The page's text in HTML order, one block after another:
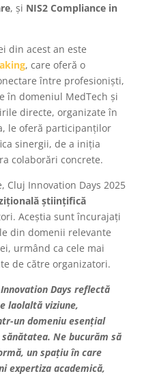
, și NIS2 Compliance in
din acest an este
, care oferă o
între profesioniști,
în domeniul MedTech și
directe, organizate în
le oferă participanților
sinergii, de a iniția
colaborări concrete.
Cluj Innovation Days 2025
științifică
Aceștia sunt încurajați
din domenii relevante
urmând ca cele mai
de către organizatori.
Days reflectă
laolaltă viziune,
un domeniu esențial
Ne bucurăm să
un spațiu în care
expertiza academică,